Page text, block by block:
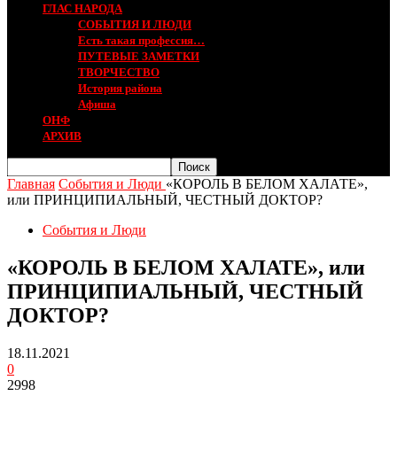
ГЛАС НАРОДА
СОБЫТИЯ И ЛЮДИ
Есть такая профессия…
ПУТЕВЫЕ ЗАМЕТКИ
ТВОРЧЕСТВО
История района
Афиша
ОНФ
АРХИВ
Главная События и Люди «КОРОЛЬ В БЕЛОМ ХАЛАТЕ»,
или ПРИНЦИПИАЛЬНЫЙ, ЧЕСТНЫЙ ДОКТОР?
События и Люди
«КОРОЛЬ В БЕЛОМ ХАЛАТЕ», или
ПРИНЦИПИАЛЬНЫЙ, ЧЕСТНЫЙ
ДОКТОР?
18.11.2021
0
2998